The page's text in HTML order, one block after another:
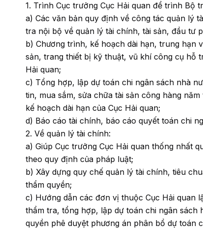
1. Trình Cục trưởng Cục Hải quan để trình Bộ
a) Các văn bản quy định về công tác quản lý
tra nội bộ về quản lý tài chính, tài sản, đầu tư
b) Chương trình, kế hoạch dài hạn, trung hạn
sản, trang thiết bị kỹ thuật, vũ khí công cụ hỗ
Hải quan;
c) Tổng hợp, lập dự toán chi ngân sách nhà
tin, mua sắm, sửa chữa tài sản công hàng
kế hoạch dài hạn của Cục Hải quan;
d) Báo cáo tài chính, báo cáo quyết toán chi
2. Về quản lý tài chính:
a) Giúp Cục trưởng Cục Hải quan thống nhất
theo quy định của pháp luật;
b) Xây dựng quy chế quản lý tài chính, tiêu
thẩm quyền;
c) Hướng dẫn các đơn vị thuộc Cục Hải quan
thẩm tra, tổng hợp, lập dự toán chi ngân
quyền phê duyệt phương án phân bổ dự toán